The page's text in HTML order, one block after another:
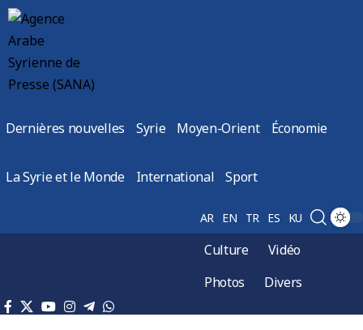
Dernières nouvelles Syrie Moyen-Orient Économie
La Syrie et le Monde International Sport
AR EN TR ES KU
Culture
Vidéo
Photos
Divers